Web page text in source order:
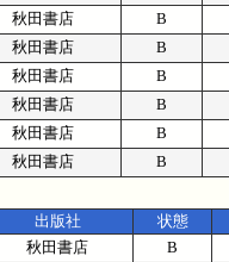
秋田書店 B
秋田書店 B
秋田書店 B
秋田書店 B
秋田書店 B
秋田書店 B
出版社 状態
秋田書店 B